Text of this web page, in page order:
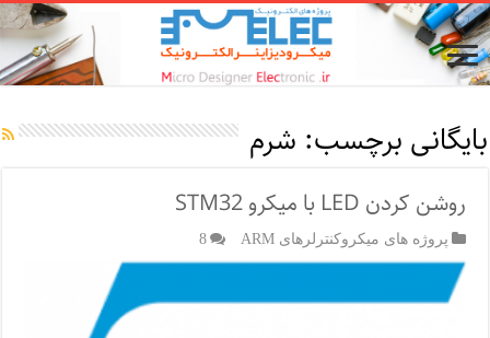
بایگانی برچسب: شرم
روشن کردن LED با میکرو STM32
پروژه های میکروکنترلرهای ARM 8